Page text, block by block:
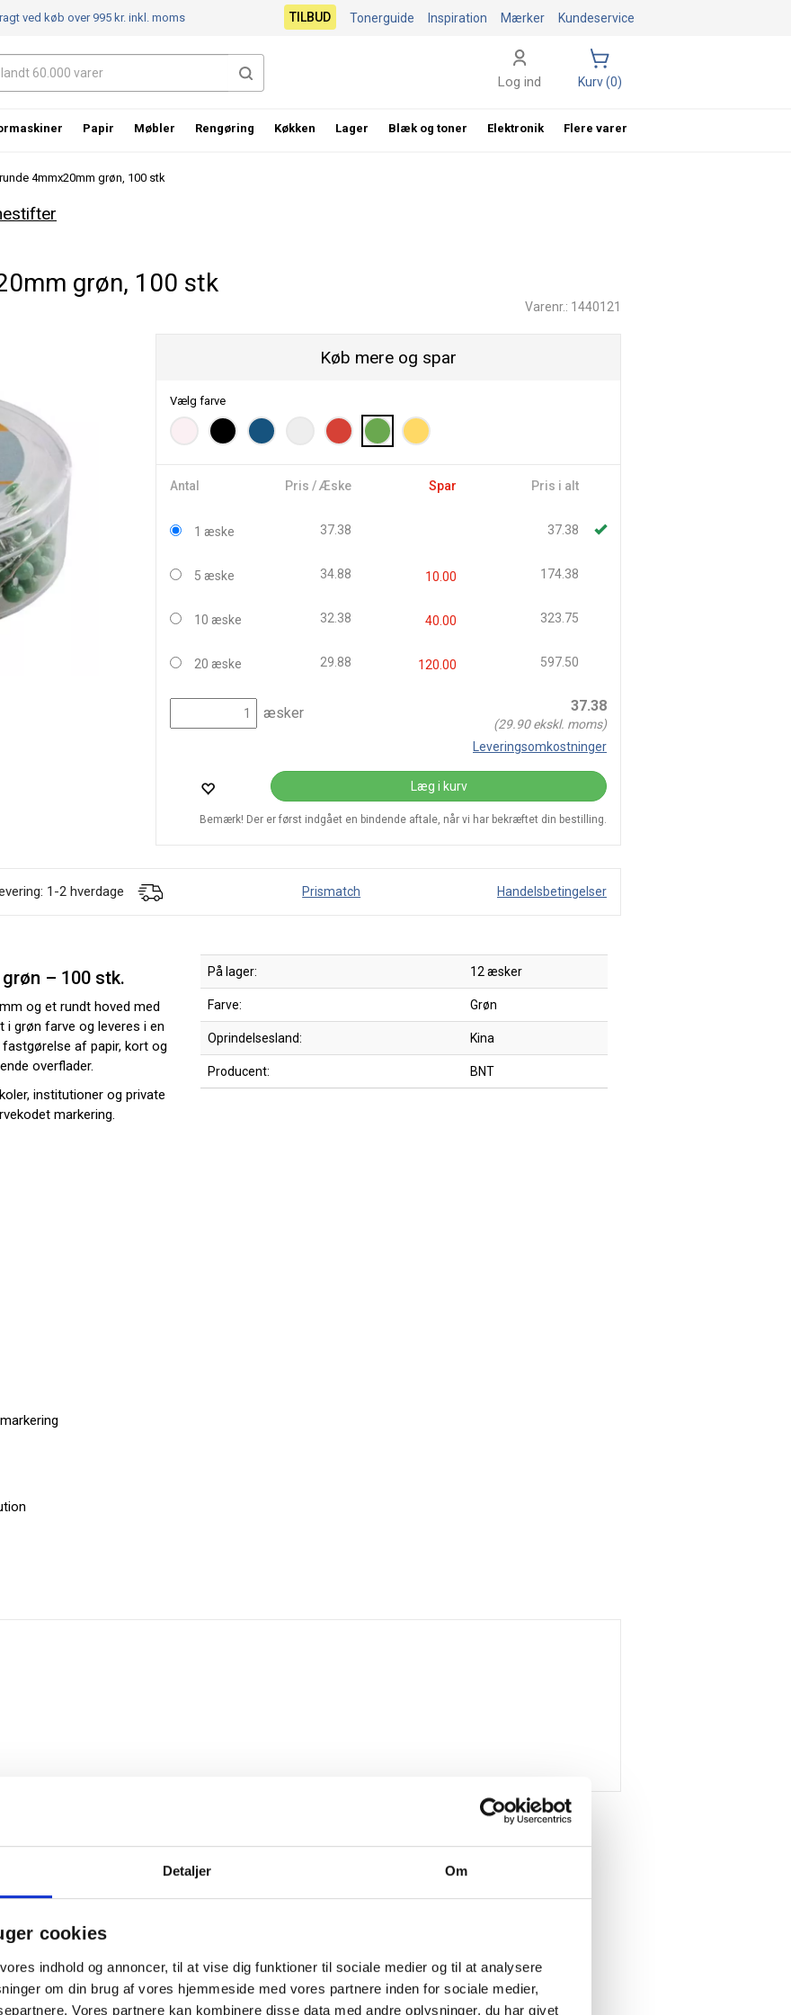
Detaljer Om
cookies
indhold og annoncer, til at vise dig funktioner til sociale medier og til at analysere
om din brug af vores hjemmeside med vores partnere inden for sociale medier,
Vores partnere kan kombinere disse data med andre oplysninger, du har givet
4mmx20mm grøn, 100 stk
grøn, 100 stk
Varenr.: 1440121
Køb mere og spar
Vælg farve
Antal Pris / Æske Spar Pris i alt
1 æske 37.38 37.38
5 æske 34.88 10.00 174.38
10 æske 32.38 40.00 323.75
20 æske 29.88 120.00 597.50
æsker 37.38
(29.90ekskl. moms)
Leveringsomkostninger
Læg i kurv
Bemærk! Der er først indgået en bindende aftale, når vi har bekræftet din bestilling.
1-2 hverdage Prismatch Handelsbetingelser
– 100 stk.
og et rundt hoved med
i grøn farve og leveres i en
af papir, kort og
overflader.
institutioner og private
markering.
På lager: 12 æsker
Farve: Grøn
Oprindelsesland: Kina
Producent: BNT
Relaterede produkter
Gratis fragt
ved køb over 995 kr.inkl. moms Kundeservice
Mærker
Inspiration
Tonerguide
TILBUD
Log ind Kurv (0)
Papir Møbler Rengøring Køkken Lager Blæk og toner Elektronik Flere varer